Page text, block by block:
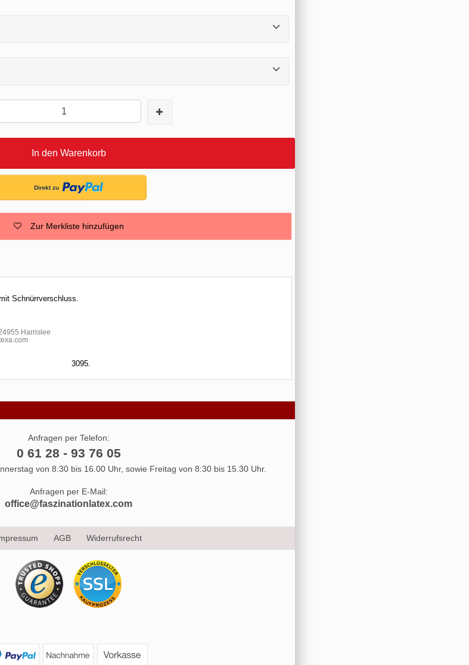
In den Warenkorb
Zur Merkliste hinzufügen
Schnürrverschluss.
Harrislee
3095.
Anfragen per Telefon:
0 61 28 - 93 76 05
von 8:30 bis 16.00 Uhr, sowie Freitag von 8:30 bis 15.30 Uhr.
Anfragen per E-Mail:
office@faszinationlatex.com
AGB Widerrufsrecht